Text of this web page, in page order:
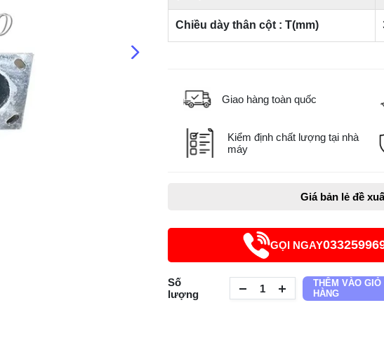
Chiều dày thân cột : T(mm)
Giao hàng toàn quốc
Kiểm định chất lượng tại nhà
máy
Giá bản lẻ đề
GỌI NGAY
Số
lượng
THÊM VÀO GIỎ
HÀNG